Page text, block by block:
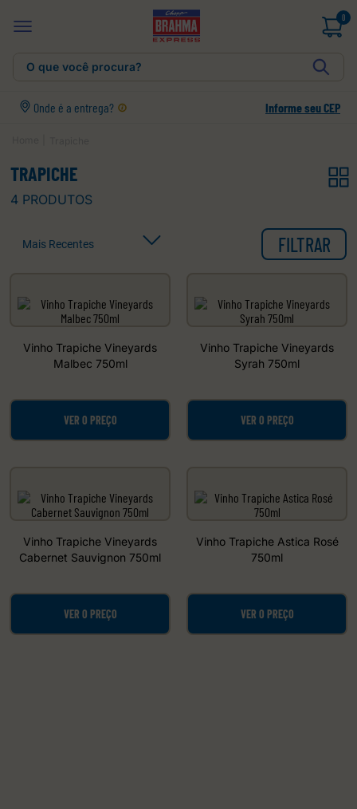
0
O que você procura?
Onde é a entrega? Informe seu CEP
TRAPICHE
4 PRODUTOS
Mais Recentes FILTRAR
Vinho Trapiche Vineyards
Malbec 750ml
VER O PREÇO
Vinho Trapiche Vineyards
Syrah 750ml
VER O PREÇO
Vinho Trapiche Vineyards
Cabernet Sauvignon 750ml
VER O PREÇO
Vinho Trapiche Astica Rosé
750ml
VER O PREÇO